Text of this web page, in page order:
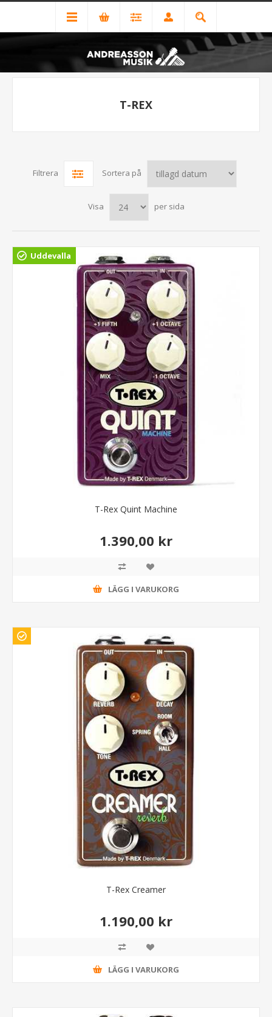
T-REX
Filtrera Sortera på
Visa per sida
Uddevalla
T-Rex Quint Machine
1.390,00 kr
LÄGG I VARUKORG
T-Rex Creamer
1.190,00 kr
LÄGG I VARUKORG